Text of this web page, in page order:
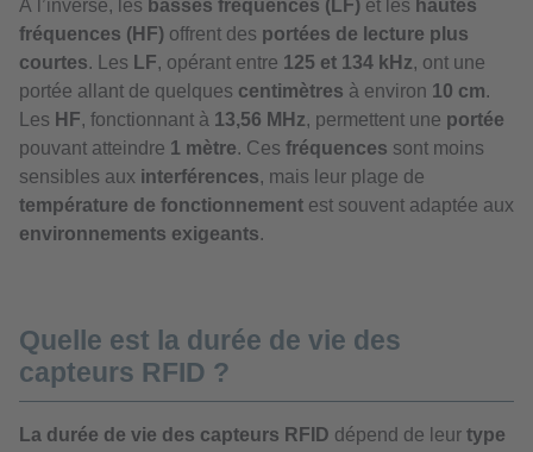
À l’inverse, les basses fréquences (LF) et les hautes
fréquences (HF) offrent des portées de lecture plus
courtes. Les LF, opérant entre 125 et 134 kHz, ont une
portée allant de quelques centimètres à environ 10 cm.
Les HF, fonctionnant à 13,56 MHz, permettent une portée
pouvant atteindre 1 mètre. Ces fréquences sont moins
sensibles aux interférences, mais leur plage de
température de fonctionnement est souvent adaptée aux
environnements exigeants.
Quelle est la durée de vie des
capteurs RFID ?
La durée de vie des capteurs RFID dépend de leur type